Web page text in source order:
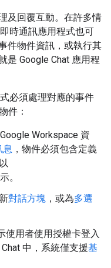
及回覆互動。在許多情
時通訊應用程式也可
件物件資訊，或執行其
是 Google Chat 應用程
必須處理對應的事件
件：
Workspace 資
息 ，物件必須包含定義
。
對話方塊 ，或為多選
使用者使用授權卡登入
中，系統僅支援基